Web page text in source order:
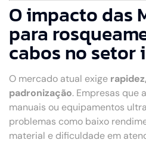
O impacto das
para
cabos no
O mercado atual exige
padronização. Empresas que
manuais ou equipamentos
problemas como baixo
material e dificuldade em